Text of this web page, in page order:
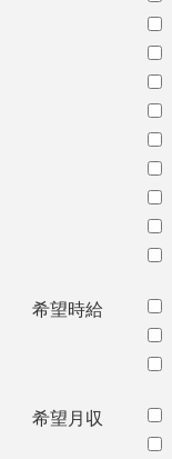
希望時給
希望月収